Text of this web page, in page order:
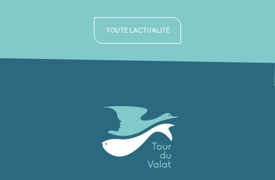
TOUTE L'ACTUALITÉ